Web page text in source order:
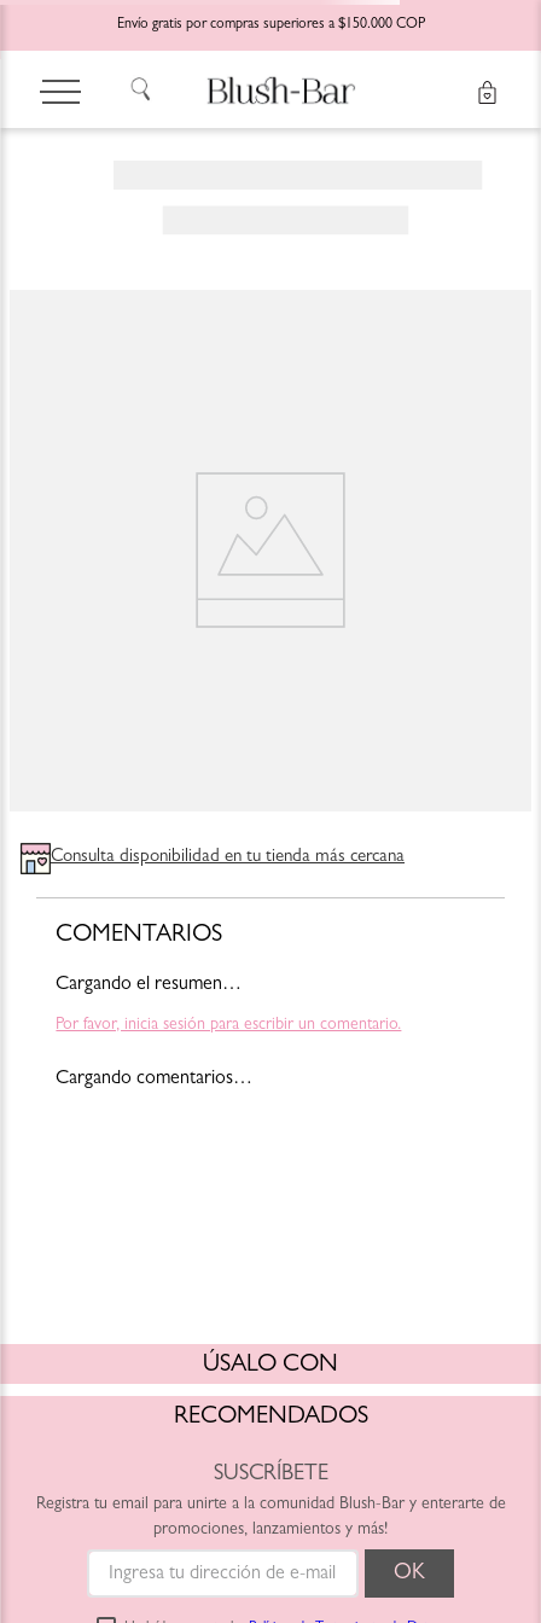
Envío gratis por compras superiores a $150.000 COP
Consulta disponibilidad en tu tienda más cercana
COMENTARIOS
Cargando el resumen…
Por favor, inicia sesión para escribir un comentario.
Cargando comentarios…
ÚSALO CON
RECOMENDADOS
SUSCRÍBETE
Registra tu email para unirte a la comunidad Blush-Bar y enterarte de
promociones, lanzamientos y más!